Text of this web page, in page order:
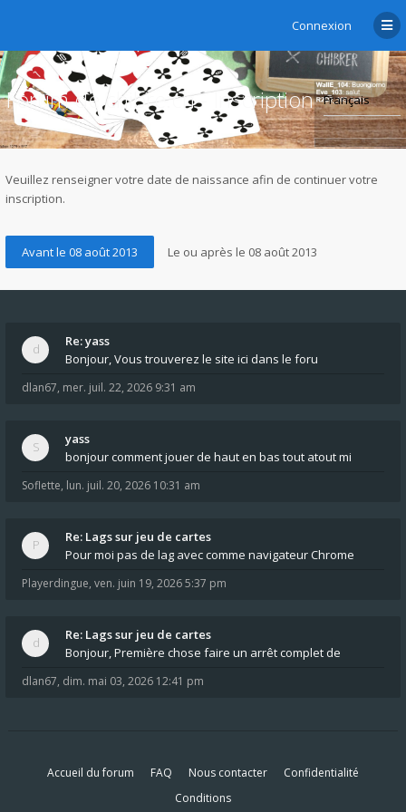
Connexion
Forum de chibre.ch - Inscription
Veuillez renseigner votre date de naissance afin de continuer votre
inscription.
Re: yass
Bonjour, Vous trouverez le site ici dans le foru
dlan67, mer. juil. 22, 2026 9:31 am
yass
bonjour comment jouer de haut en bas tout atout mi
Soflette, lun. juil. 20, 2026 10:31 am
Re: Lags sur jeu de cartes
Pour moi pas de lag avec comme navigateur Chrome
Playerdingue, ven. juin 19, 2026 5:37 pm
Re: Lags sur jeu de cartes
Bonjour, Première chose faire un arrêt complet de
dlan67, dim. mai 03, 2026 12:41 pm
Accueil du forum FAQ Nous contacter
Confidentialité
Conditions